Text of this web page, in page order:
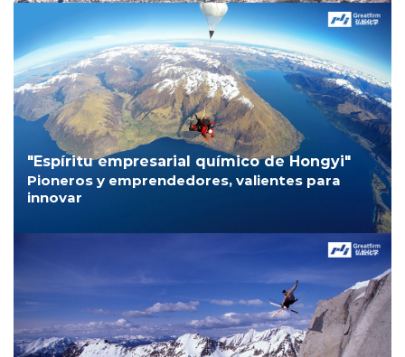
"Espíritu empresarial químico de Hongyi"
Pioneros y emprendedores, valientes para
innovar